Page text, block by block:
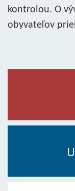
kontrolou. O
obyvateľov